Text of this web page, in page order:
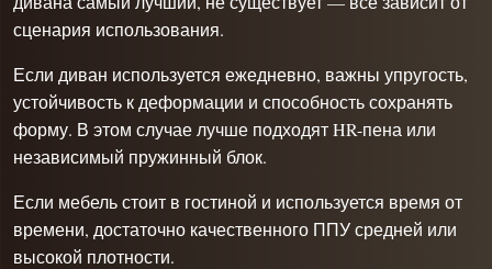
сценария использования.
Если диван используется ежедневно, важны упругость,
устойчивость к деформации и способность сохранять
форму. В этом случае лучше подходят HR-пена или
независимый пружинный блок.
Если мебель стоит в гостиной и используется время от
времени, достаточно качественного ППУ средней или
высокой плотности.